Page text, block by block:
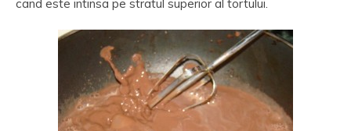
cand este intinsa pe stratul superior al tortului.